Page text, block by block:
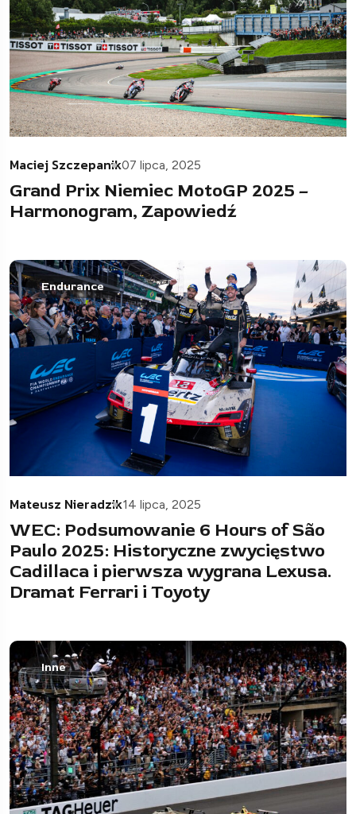
Maciej Szczepanik07 lipca, 2025
Grand Prix Niemiec MotoGP 2025 –
Harmonogram, Zapowiedź
Endurance
Mateusz Nieradzik14 lipca, 2025
WEC: Podsumowanie 6 Hours of São
Paulo 2025: Historyczne zwycięstwo
Cadillaca i pierwsza wygrana Lexusa.
Dramat Ferrari i Toyoty
Inne